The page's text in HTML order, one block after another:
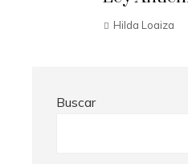
Hilda Loaiza
Buscar